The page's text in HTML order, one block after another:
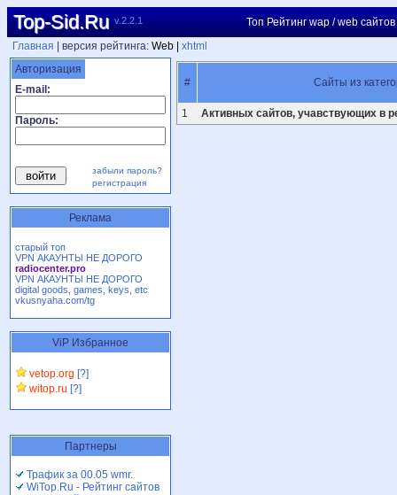
Top-Sid.Ru v.2.2.1
Топ Рейтинг wap / web сайтов
Главная
| версия рейтинга: Web | xhtml
Авторизация
E-mail:
Пароль:
забыли пароль?
регистрация
Реклама
старый топ
VPN АКАУНТЫ НЕ ДОРОГО
radiocenter.pro
VPN АКАУНТЫ НЕ ДОРОГО
digital goods, games, keys, etc
vkusnyaha.com/tg
ViP Избранное
vetop.org [?]
witop.ru [?]
Партнеры
Трафик за 00.05 wmr.
WiTop.Ru - Рейтинг сайтов
# Сайты из
1 Активных сайтов, учавствующих в